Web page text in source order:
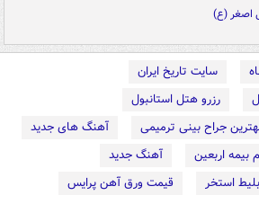
اصغر (ع)
سایت تاریخ ایران
رزرو هتل استانبول
جراح بینی ترمیمی
آهنگ های جدید
بیمه اربعین
آهنگ جدید
استخر
قیمت ورق آهن پرایس